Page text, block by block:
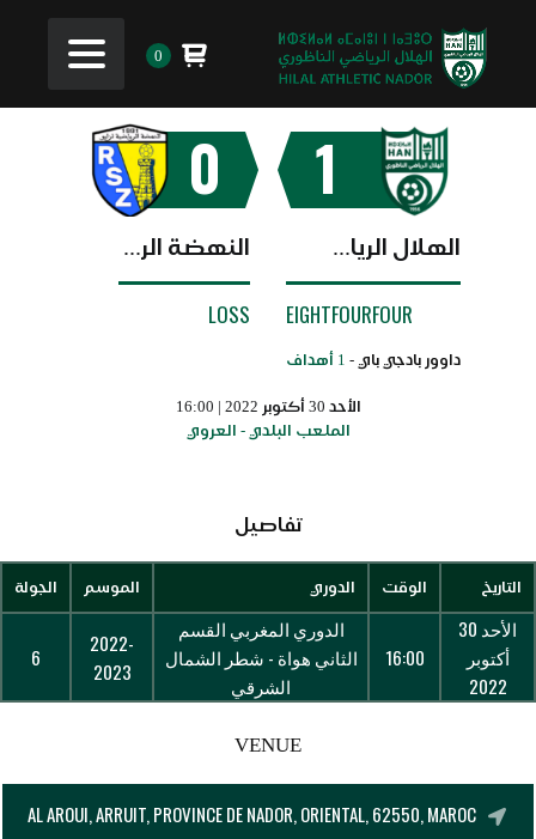
0
1
الهلال الرياضي الناظوري
EIGHTFOURFOUR
داوور بادجي باي - 1 أهداف
0
النهضة الرياضية زايو
LOSS
الأحد 30 أكتوبر 2022 | 16:00
الملعب البلدي - العروي
تفاصيل
التاريخ الوقت الدوري الموسم الجولة
الأحد 30
أكتوبر
2022
16:00
الدوري المغربي القسم
الثاني هواة - شطر الشمال
الشرقي
2022-
2023
6
VENUE
AL AROUI, ARRUIT, PROVINCE DE NADOR, ORIENTAL, 62550, MAROC